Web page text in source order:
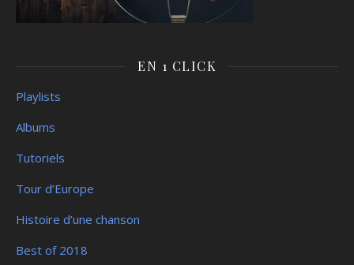
EN 1 CLICK
Playlists
Albums
Tutoriels
Tour d’Europe
Histoire d’une chanson
Best of 2018